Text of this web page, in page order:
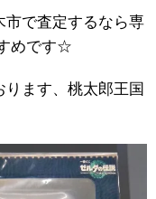
で査定するなら専
めです☆
ます、桃太郎王国